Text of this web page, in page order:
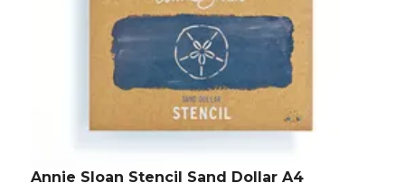
Annie Sloan Stencil Sand Dollar A4